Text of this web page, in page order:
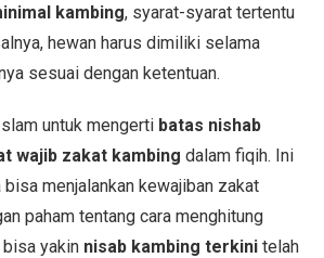
kambing, syarat-syarat tertentu
hewan harus dimiliki selama
sesuai dengan ketentuan.
untuk mengerti batas nishab
wajib zakat kambing dalam fiqih. Ini
menjalankan kewajiban zakat
paham tentang cara menghitung
yakin nisab kambing terkini telah